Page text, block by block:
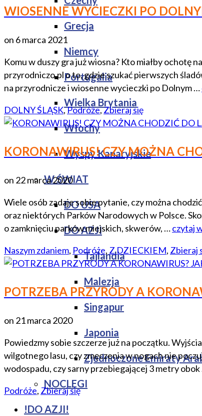
Grecja
Niemcy
Portugalia
Wielka Brytania
Włochy
Wyspy Kanaryjskie
W ŚWIAT
DO USA
DO AZJI
Tajlandia
Malezja
Singapur
Japonia
Zjednoczone Emiraty
NOCLEGI
!DO AZJI!
WIOSENNE WYCIECZKI PO
on 6 marca 2021
Komu w duszy gra już wiosna? Kto miałby ochotę
przyrodniczo.pl o to, gdzie szukać pierwszych
na przyrodnicze i wiosenne wycieczki po Dolnym …
DOLNY ŚLĄSK,Podróże,Zbieraj się
KORONAWIRUS! CZY MOŻNA
on 22 marca 2020
Wiele osób zadaje sobie pytanie, czy można
oraz niektórych Parków Narodowych w Polsce.
o zamknięciu parków miejskich, skwerów, …czytaj
Naszym zdaniem, Podróże, Z DZIECKIEM, Zbieraj
POTRZEBA PRZYRODY A
on 21 marca 2020
Powiedzmy sobie szczerze już na początku.
wilgotnego lasu, czy zmęczenia w nogach nie
wodospadu, czy sarny przebiegającej 3 metry
Podróże, Zbieraj się